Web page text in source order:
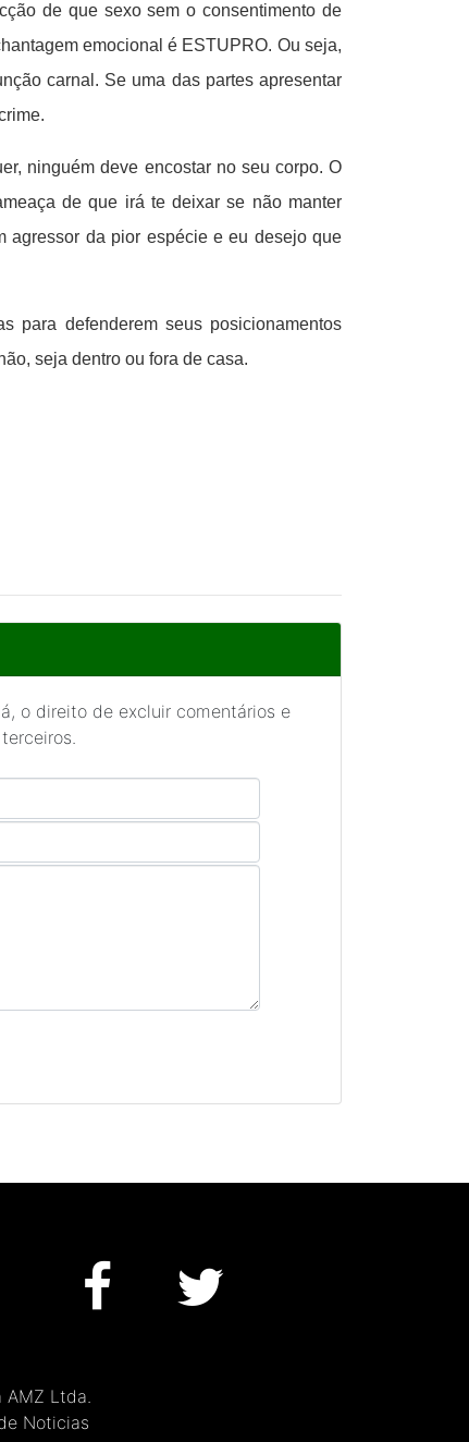
de que sexo sem o consentimento de
emocional é ESTUPRO. Ou seja,
carnal. Se uma das partes apresentar
ninguém deve encostar no seu corpo. O
de que irá te deixar se não manter
agressor da pior espécie e eu desejo que
para defenderem seus posicionamentos
seja dentro ou fora de casa.
o direito de excluir comentários e
AMZ Ltda.
Noticias